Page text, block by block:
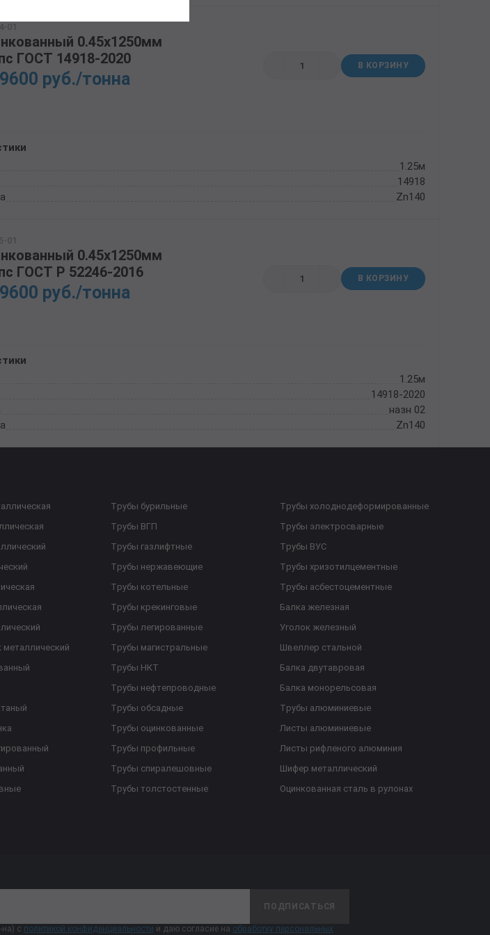
01
0.45х1250мм
ГОСТ 14918-2020
руб./тонна
В КОРЗИНУ
1.25м
14918
Zn140
01
0.45х1250мм
ГОСТ Р 52246-2016
руб./тонна
В КОРЗИНУ
1.25м
14918-2020
назн 02
Zn140
металлический
Трубы бурильные
Трубы ВГП
Трубы газлифтные
Трубы нержавеющие
Трубы котельные
Трубы крекинговые
Трубы легированные
Трубы магистральные
Трубы НКТ
Трубы нефтепроводные
Трубы обсадные
Трубы оцинкованные
Трубы профильные
Трубы спиралешовные
Трубы толстостенные
Трубы холоднодеформированные
Трубы электросварные
Трубы ВУС
Трубы хризотилцементные
Трубы асбестоцементные
Балка железная
Уголок железный
Швеллер стальной
Балка двутавровая
Балка монорельсовая
Трубы алюминиевые
Листы алюминиевые
Листы рифленого алюминия
Шифер металлический
Оцинкованная сталь в рулонах
ПОДПИСАТЬСЯ
на) с политикой конфиденциальности и даю согласие на обработку персональных